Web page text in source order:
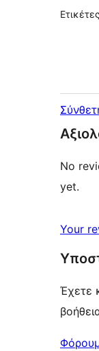
No
yet.
Your
Έχετε